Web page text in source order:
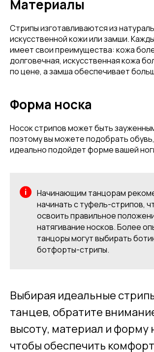
Материалы
Стрипы изготавливаются из
искусственной кожи или замши.
имеет свои преимущества: кожа
долговечная, искусственная кожа
по цене, а замша обеспечивает
Форма носка
Носок стрипов может быть
поэтому вы можете подобрать
идеально подойдет форме вашей
Начинающим танцорам
начинать с туфель-стрипов,
освоить правильное
натягивание носков. Более
танцоры могут выбирать
ботфорты-стрипы.
Выбирая идеальные
танцев, обратите
высоту, материал и форму
чтобы обеспечить